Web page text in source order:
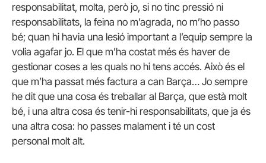
responsabilitat, molta, però jo, si no tinc pressió ni
responsabilitats, la feina no m’agrada, no m’ho passo
bé; quan hi havia una lesió important a l’equip sempre la
volia agafar jo. El que m’ha costat més és haver de
gestionar coses a les quals no hi tens accés. Això és el
que m’ha passat més factura a can Barça… Jo sempre
he dit que una cosa és treballar al Barça, que està molt
bé, i una altra cosa és tenir-hi responsabilitats, que ja és
una altra cosa: ho passes malament i té un cost
personal molt alt.